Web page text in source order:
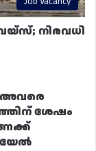
നിരവധി
അവരെ
ശേഷം